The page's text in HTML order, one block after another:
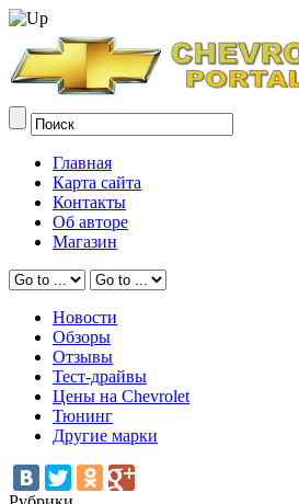
Главная
Карта сайта
Контакты
Об авторе
Магазин
Новости
Обзоры
Отзывы
Тест-драйвы
Цены на Chevrolet
Тюнинг
Другие марки